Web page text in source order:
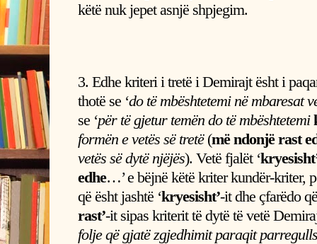
këtë nuk jepet asnjë shpjegim.
3. Edhe kriteri i tretë i Demirajt ësht i
thotë se ‘do të mbështetemi në mbaresat
se ‘për të gjetur temën do të mbështetemi
formën e vetës së tretë(më ndonjë rast
vetës së dytë njëjës). Vetë fjalët ‘
edhe…’ e bëjnë këtë kriter kundër-kriter,
që ësht jashtë ‘kryesisht’-it dhe çfarëdo
rast’-it sipas kriterit të dytë të vetë
folje që gjatë zgjedhimit paraqit